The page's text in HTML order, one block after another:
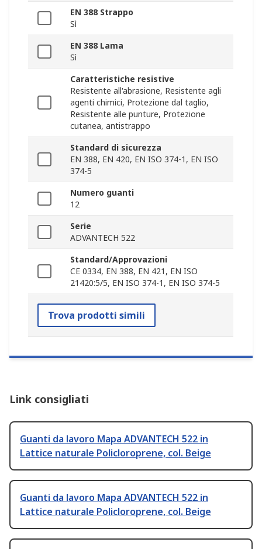
EN 388 Strappo
Sì
EN 388 Lama
Sì
Caratteristiche resistive
Resistente all'abrasione, Resistente agli
agenti chimici, Protezione dal taglio,
Resistente alle punture, Protezione
cutanea, antistrappo
Standard di sicurezza
EN 388, EN 420, EN ISO 374-1, EN ISO
374-5
Numero guanti
12
Serie
ADVANTECH 522
Standard/Approvazioni
CE 0334, EN 388, EN 421, EN ISO
21420:5/5, EN ISO 374-1, EN ISO 374-5
Trova prodotti simili
Link consigliati
Guanti da lavoro Mapa ADVANTECH 522 in
Lattice naturale Policloroprene, col. Beige
Guanti da lavoro Mapa ADVANTECH 522 in
Lattice naturale Policloroprene, col. Beige